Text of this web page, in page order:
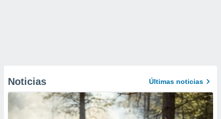
Noticias Últimas noticias